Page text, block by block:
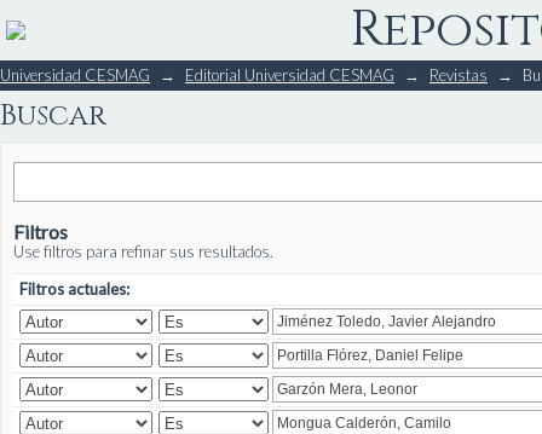
Buscar
Universidad CESMAG → Editorial Universidad CESMAG → Revistas →
Buscar
Filtros
Use filtros para refinar sus resultados.
Filtros actuales: